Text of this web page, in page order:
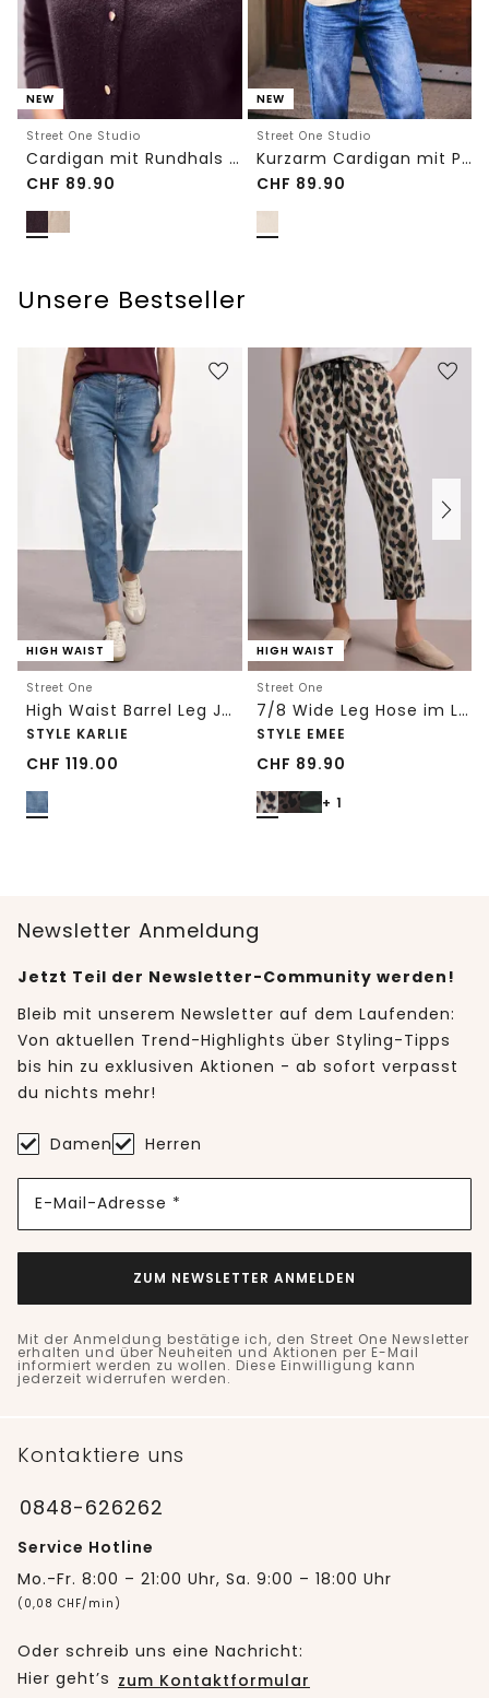
NEW
Street One Studio
Cardigan mit Rundhals und Knöpfen
CHF 89.90
NEW
Street One Studio
Kurzarm Cardigan mit Polokragen
CHF 89.90
Unsere Bestseller
HIGH WAIST
Street One
High Waist Barrel Leg Jeans im Loose Fit
STYLE KARLIE
CHF 119.00
HIGH WAIST
Street One
7/8 Wide Leg Hose im Loose Fit mit Print
STYLE EMEE
CHF 89.90
+ 1
Newsletter Anmeldung
Jetzt Teil der Newsletter-Community werden!
Bleib mit unserem Newsletter auf dem Laufenden:
Von aktuellen Trend-Highlights über Styling-Tipps
bis hin zu exklusiven Aktionen - ab sofort verpasst
du nichts mehr!
Damen Herren
E-Mail-Adresse *
ZUM NEWSLETTER ANMELDEN
Mit der Anmeldung bestätige ich, den Street One Newsletter
erhalten und über Neuheiten und Aktionen per E-Mail
informiert werden zu wollen. Diese Einwilligung kann
jederzeit widerrufen werden.
Kontaktiere uns
0848-626262
Service Hotline
Mo.-Fr. 8:00 – 21:00 Uhr, Sa. 9:00 – 18:00 Uhr
(0,08 CHF/min)
Oder schreib uns eine Nachricht:
Hier geht’s zum Kontaktformular